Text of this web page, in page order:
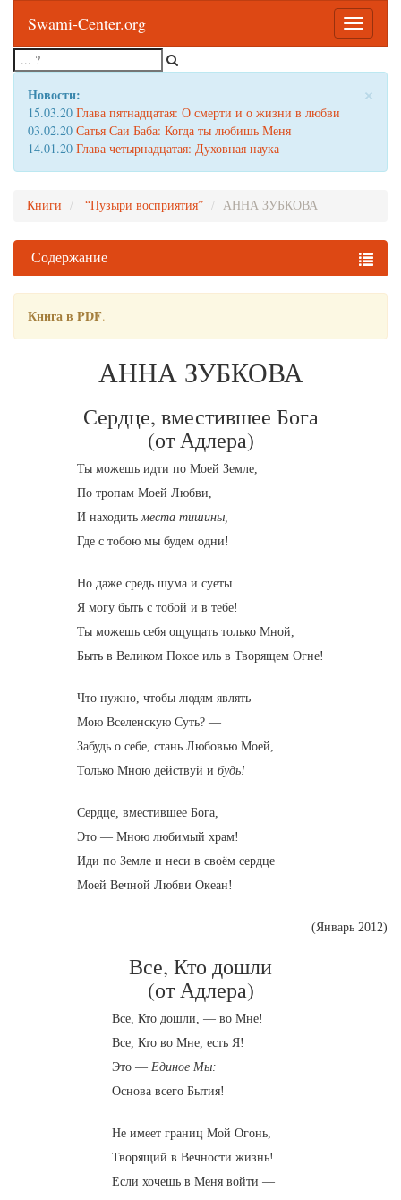
Toggle
Swami-Center.org
×
Новости:
15.03.20 Глава пятнадцатая: О смерти и о жизни в любви
03.02.20 Сатья Саи Баба: Когда ты любишь Меня
14.01.20 Глава четырнадцатая: Духовная наука
Книги “Пузыри восприятия” АННА ЗУБКОВА
Содержание
Книга в PDF.
АННА ЗУБКОВА
Сердце, вместившее Бога
(от Адлера)
Ты можешь идти по Моей Земле,
По тропам Моей Любви,
И находитьместа тишины,
Где с тобою мы будем одни!
Но даже средь шума и суеты
Я могу быть с тобой и в тебе!
Ты можешь себя ощущать только Мной,
Быть в Великом Покое иль в Творящем Огне!
Что нужно, чтобы людям являть
Мою Вселенскую Суть? —
Забудь о себе, стань Любовью Моей,
Только Мною действуй и будь!
Сердце, вместившее Бога,
Это — Мною любимый храм!
Иди по Земле и неси в своём сердце
Моей Вечной Любви Океан!
(Январь 2012)
Все, Кто дошли
(от Адлера)
Все, Кто дошли, — во Мне!
Все, Кто во Мне, есть Я!
Это — Единое Мы:
Основа всего Бытия!
Не имеет границ Мой Огонь,
Творящий в Вечности жизнь!
Если хочешь в Меня войти —